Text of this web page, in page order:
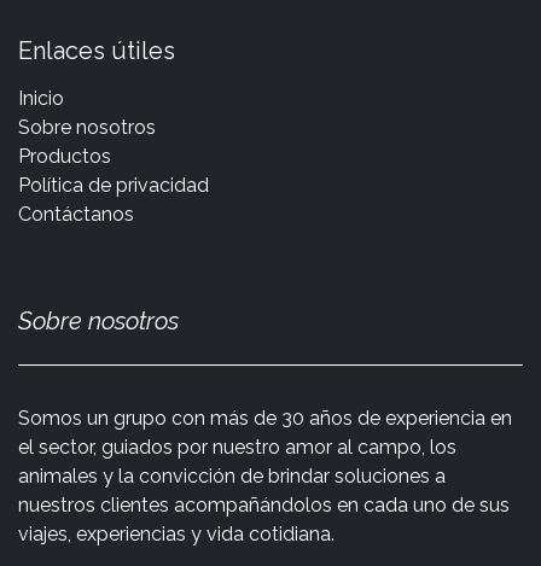
Enlaces útiles
Inicio
Sobre nosotros
Productos
Política de privacidad
Contáctanos
Sobre nosotros
Somos un grupo con más de 30 años de experiencia en
el sector, guiados por nuestro amor al campo, los
animales y la convicción de brindar soluciones a
nuestros clientes acompañándolos en cada uno de sus
viajes, experiencias y vida cotidiana.